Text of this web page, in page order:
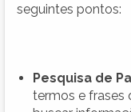
seguintes pontos:
Pesquisa de
termos e frases